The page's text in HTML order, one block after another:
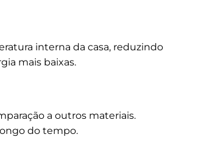
interna da casa, reduzindo
mais baixas.
a outros materiais.
do tempo.